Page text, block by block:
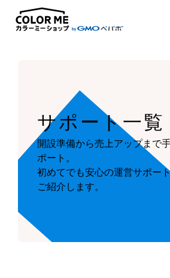
サポート一覧
開設準備から売上アップまで
ポート。
初めてでも安心の運営サポー
ご紹介します。